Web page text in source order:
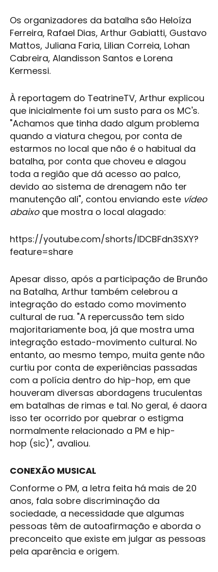
Os organizadores da batalha são Heloíza
Ferreira, Rafael Dias, Arthur Gabiatti, Gustavo
Mattos, Juliana Faria, Lilian Correia, Lohan
Cabreira, Alandisson Santos e Lorena
Kermessi.
À reportagem do TeatrineTV, Arthur explicou
que inicialmente foi um susto para os MC's.
"Achamos que tinha dado algum problema
quando a viatura chegou, por conta de
estarmos no local que não é o habitual da
batalha, por conta que choveu e alagou
toda a região que dá acesso ao palco,
devido ao sistema de drenagem não ter
manutenção ali", contou enviando este vídeo
abaixoque mostra o local alagado:
https://youtube.com/shorts/lDCBFdn3SXY?
feature=share
Apesar disso, após a participação de Brunão
na Batalha, Arthur também celebrou a
integração do estado como movimento
cultural de rua. "A repercussão tem sido
majoritariamente boa, já que mostra uma
integração estado-movimento cultural. No
entanto, ao mesmo tempo, muita gente não
curtiu por conta de experiências passadas
com a polícia dentro do hip-hop, em que
houveram diversas abordagens truculentas
em batalhas de rimas e tal. No geral, é daora
isso ter ocorrido por quebrar o estigma
normalmente relacionado a PM e hip-
hop (sic)", avaliou.
CONEXÃO MUSICAL
Conforme o PM, a letra feita há mais de 20
anos, fala sobre discriminação da
sociedade, a necessidade que algumas
pessoas têm de autoafirmação e aborda o
preconceito que existe em julgar as pessoas
pela aparência e origem.